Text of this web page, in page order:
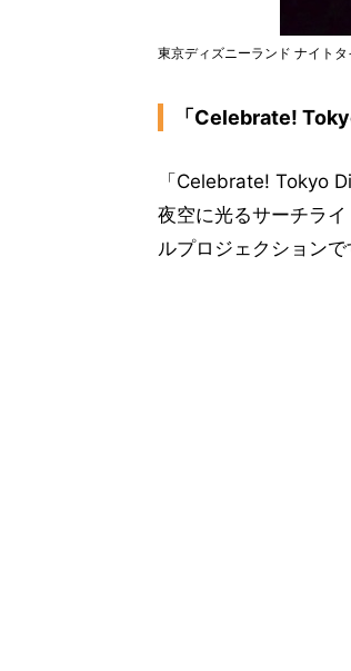
東京ディズニーランド ナイト
「Celebrate!
「Celebrate! Tokyo
夜空に光るサーチラ
ルプロジェクションで